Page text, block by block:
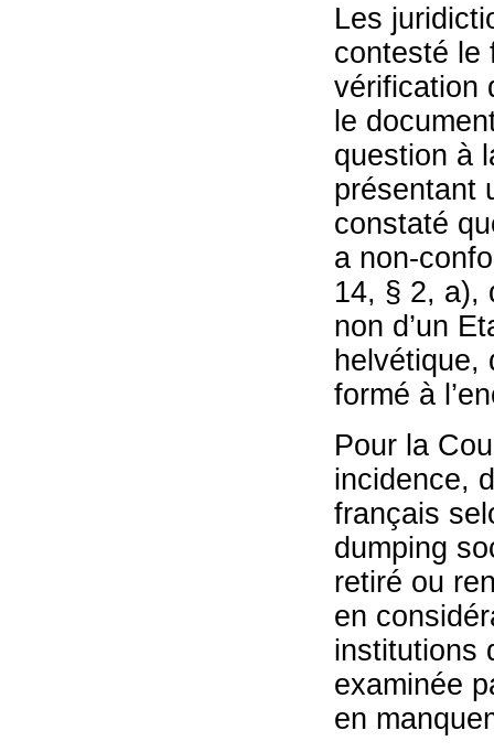
Les
contesté le
vérification
le
question à
présentant
constaté
a non-
14, § 2, a),
non d’un
helvétique,
formé à
Pour la
incidence,
français
dumping
retiré ou
en
institutions
examinée
en